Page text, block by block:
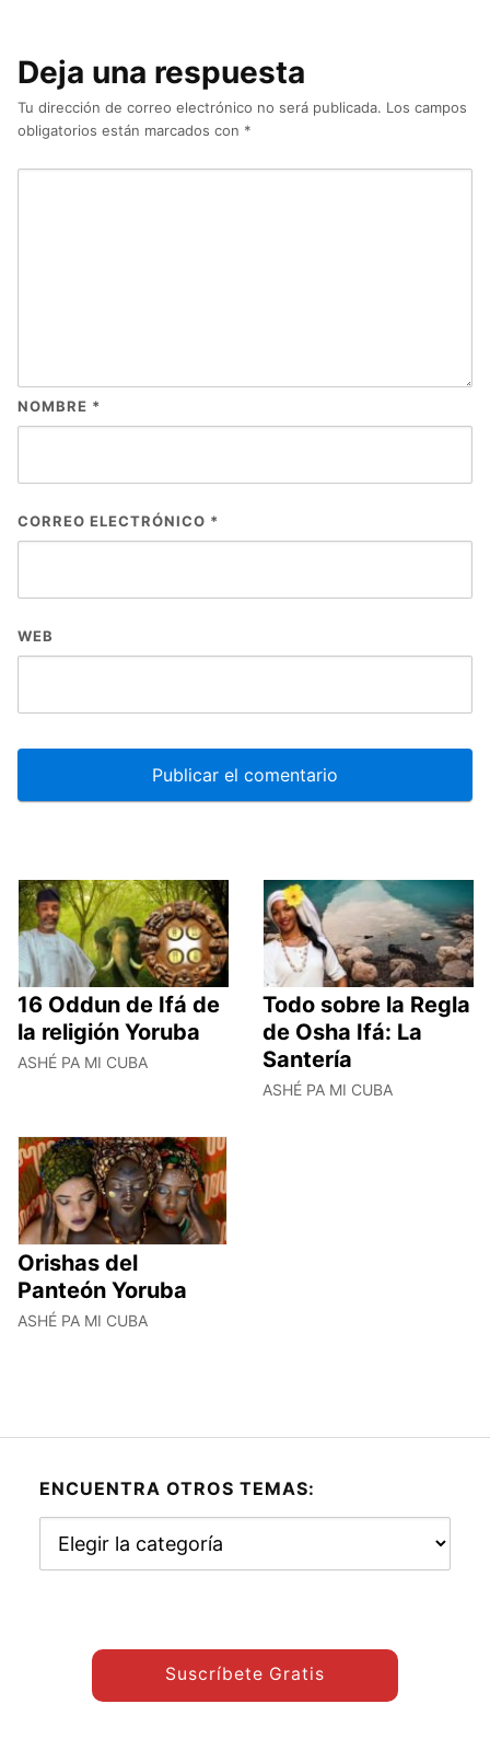
Deja una respuesta
Tu dirección de correo electrónico no será publicada. Los campos
obligatorios están marcados con *
NOMBRE *
CORREO ELECTRÓNICO *
WEB
16 Oddun de Ifá de
la religión Yoruba
ASHÉ PA MI CUBA
Todo sobre la Regla
de Osha Ifá: La
Santería
ASHÉ PA MI CUBA
Orishas del
Panteón Yoruba
ASHÉ PA MI CUBA
ENCUENTRA OTROS TEMAS:
otros
Suscríbete Gratis